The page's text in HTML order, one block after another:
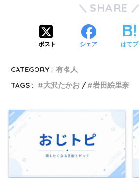
SHARE
ポスト シェア はてブ
CATEGORY : 有名人
TAGS :
大沢たかお 岩田絵里奈